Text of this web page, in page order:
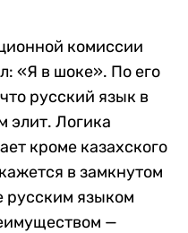
комиссии
«Я в шоке». По его
русский язык в
элит. Логика
кроме казахского
в замкнутом
русским языком
—